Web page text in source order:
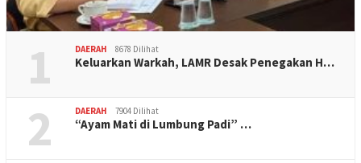
1 DAERAH 8678 Dilihat
Keluarkan Warkah, LAMR Desak Penegakan H…
2 DAERAH 7904 Dilihat
“Ayam Mati di Lumbung Padi” …